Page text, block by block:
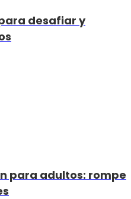
desafiar y
para adultos: rompe